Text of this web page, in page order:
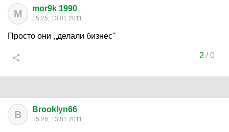
M mor9k 1990
15:25, 13.01.2011
Просто они ,,делали бизнес"
2 /0
B Brooklyn66
15:26, 13.01.2011